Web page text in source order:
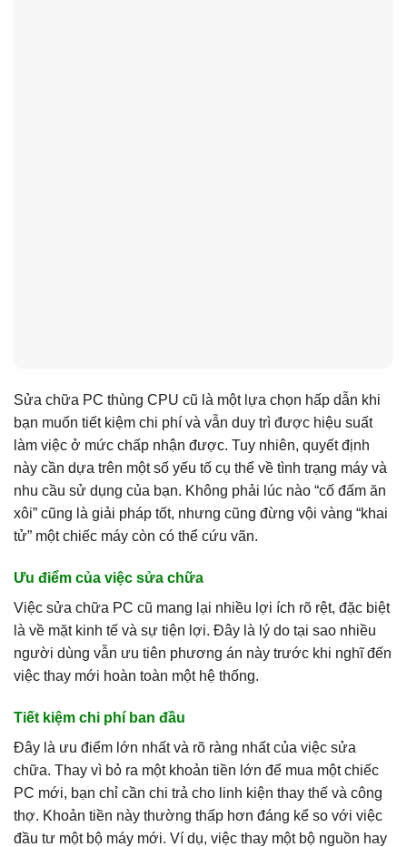
Sửa chữa PC thùng CPU cũ là một lựa chọn hấp dẫn khi
bạn muốn tiết kiệm chi phí và vẫn duy trì được hiệu suất
làm việc ở mức chấp nhận được. Tuy nhiên, quyết định
này cần dựa trên một số yếu tố cụ thể về tình trạng máy và
nhu cầu sử dụng của bạn. Không phải lúc nào “cố đấm ăn
xôi” cũng là giải pháp tốt, nhưng cũng đừng vội vàng “khai
tử” một chiếc máy còn có thể cứu vãn.
Ưu điểm của việc sửa chữa
Việc sửa chữa PC cũ mang lại nhiều lợi ích rõ rệt, đặc biệt
là về mặt kinh tế và sự tiện lợi. Đây là lý do tại sao nhiều
người dùng vẫn ưu tiên phương án này trước khi nghĩ đến
việc thay mới hoàn toàn một hệ thống.
Tiết kiệm chi phí ban đầu
Đây là ưu điểm lớn nhất và rõ ràng nhất của việc sửa
chữa. Thay vì bỏ ra một khoản tiền lớn để mua một chiếc
PC mới, bạn chỉ cần chi trả cho linh kiện thay thế và công
thợ. Khoản tiền này thường thấp hơn đáng kể so với việc
đầu tư một bộ máy mới. Ví dụ, việc thay một bộ nguồn hay